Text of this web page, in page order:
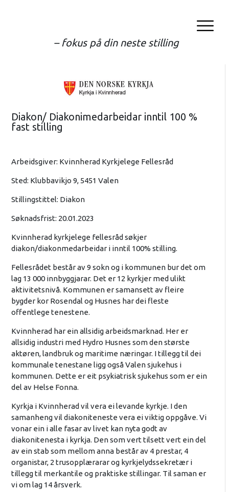
– fokus på din neste stilling
Diakon/ Diakonimedarbeidar inntil 100 %
fast stilling
Arbeidsgiver: Kvinnherad Kyrkjelege Fellesråd
Sted: Klubbavikjo 9, 5451 Valen
Stillingstittel: Diakon
Søknadsfrist: 20.01.2023
Kvinnherad kyrkjelege fellesråd søkjer
diakon/diakonmedarbeidar i inntil 100% stilling.
Fellesrådet består av 9 sokn og i kommunen bur det om
lag 13 000 innbyggjarar. Det er 12 kyrkjer med ulikt
aktivitetsnivå. Kommunen er samansett av fleire
bygder kor Rosendal og Husnes har dei fleste
offentlege tenestene.
Kvinnherad har ein allsidig arbeidsmarknad. Her er
allsidig industri med Hydro Husnes som den største
aktøren, landbruk og maritime næringar. I tillegg til dei
kommunale tenestane ligg også Valen sjukehus i
kommunen. Dette er eit psykiatrisk sjukehus som er ein
del av Helse Fonna.
Kyrkja i Kvinnherad vil vera ei levande kyrkje. I den
samanheng vil diakoniteneste vera ei viktig oppgåve. Vi
vonar ein i alle fasar av livet kan nyta godt av
diakonitenesta i kyrkja. Den som vert tilsett vert ein del
av ein stab som mellom anna består av 4 prestar, 4
organistar, 2 trusopplærarar og kyrkjelydssekretær i
tillegg til merkantile og praktiske stillingar. Til saman er
vi om lag 14 årsverk.